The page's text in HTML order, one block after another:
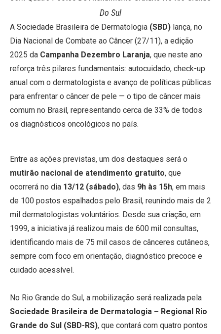
Do Sul
A Sociedade Brasileira de Dermatologia (SBD) lança, no
Dia Nacional de Combate ao Câncer (27/11), a edição
2025 da Campanha Dezembro Laranja, que neste ano
reforça três pilares fundamentais: autocuidado, check-up
anual com o dermatologista e avanço de políticas públicas
para enfrentar o câncer de pele — o tipo de câncer mais
comum no Brasil, representando cerca de 33% de todos
os diagnósticos oncológicos no país.
Entre as ações previstas, um dos destaques será o
mutirão nacional de atendimento gratuito, que
ocorrerá no dia 13/12 (sábado), das 9h às 15h, em mais
de 100 postos espalhados pelo Brasil, reunindo mais de 2
mil dermatologistas voluntários. Desde sua criação, em
1999, a iniciativa já realizou mais de 600 mil consultas,
identificando mais de 75 mil casos de cânceres cutâneos,
sempre com foco em orientação, diagnóstico precoce e
cuidado acessível.
No Rio Grande do Sul, a mobilização será realizada pela
Sociedade Brasileira de Dermatologia – Regional Rio
Grande do Sul (SBD-RS), que contará com quatro pontos